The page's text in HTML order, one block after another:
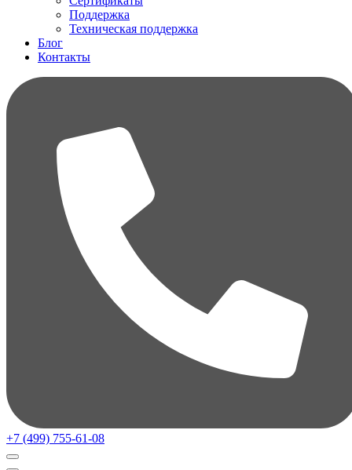
Поддержка
Техническая поддержка
Блог
Контакты
+7 (499) 755-61-08